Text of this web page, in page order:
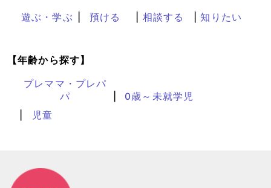
遊ぶ・学ぶ 預ける 相談する 知りたい
【年齢から探す】
プレママ・プレパ
パ
0歳～未就学児
児童